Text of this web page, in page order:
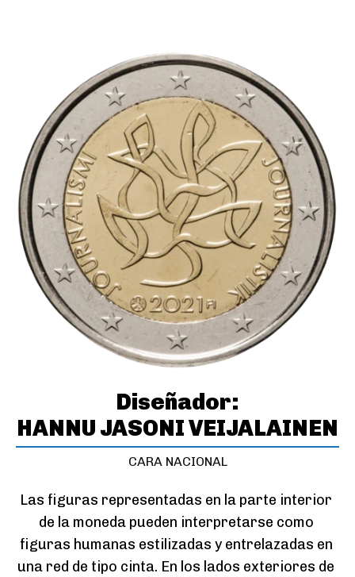
Diseñador:
HANNU JASONI VEIJALAINEN
CARA NACIONAL
Las figuras representadas en la parte interior
de la moneda pueden interpretarse como
figuras humanas estilizadas y entrelazadas en
una red de tipo cinta. En los lados exteriores de